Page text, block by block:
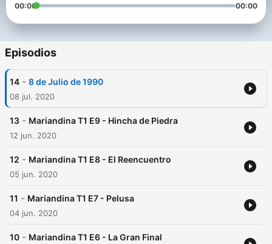
00:00 00:00
Episodios
14 - 8 de Julio de 1990
08 jul. 2020
13 - Mariandina T1 E9 - Hincha de Piedra
12 jun. 2020
12 - Mariandina T1 E8 - El Reencuentro
05 jun. 2020
11 - Mariandina T1 E7 - Pelusa
04 jun. 2020
10 - Mariandina T1 E6 - La Gran Final